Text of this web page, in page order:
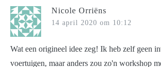
Nicole Orriëns
14 april 2020 om 10:12
Wat een origineel idee zeg! Ik heb zelf geen
voertuigen, maar anders zou zo'n workshop